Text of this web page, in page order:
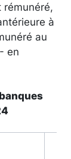
à
au
en